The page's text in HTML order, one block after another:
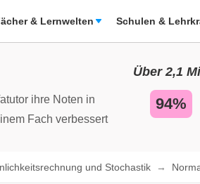
& Lernwelten Schulen &
Über 2,1
ihre Noten in
Fach verbessert
94%
und Stochastik